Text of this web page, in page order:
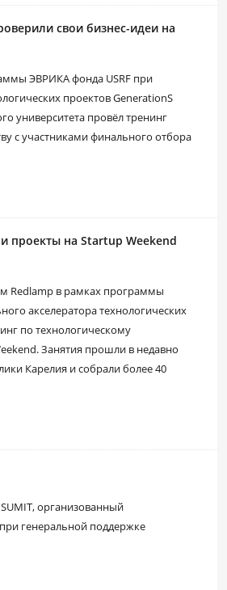
свои бизнес-идеи на
ЭВРИКА фонда USRF при
проектов GenerationS
университета провёл тренинг
с участниками финального отбора
проекты на Startup Weekend
Redlamp в рамках программы
акселератора технологических
по технологическому
Занятия прошли в недавно
Карелия и собрали более 40
организованный
генеральной поддержке